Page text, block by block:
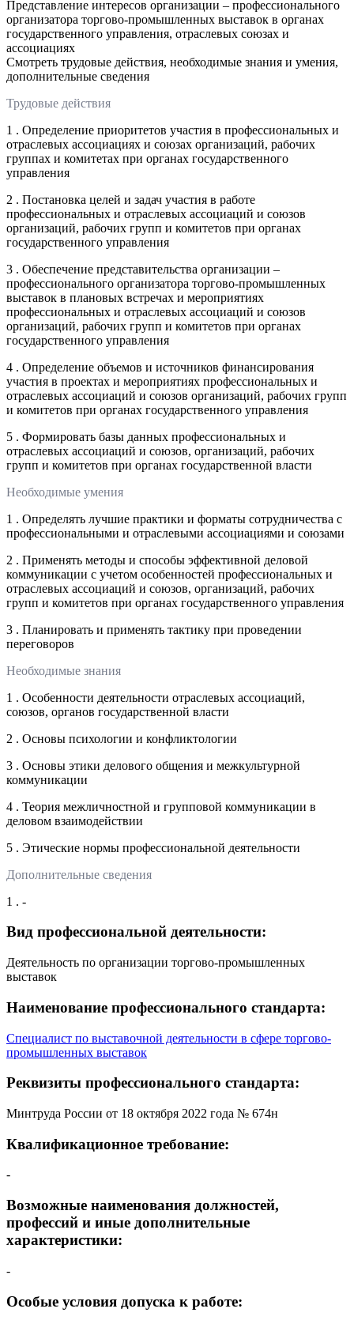
Представление интересов организации – профессионального
организатора торгово-промышленных выставок в органах
государственного управления, отраслевых союзах и
ассоциациях
Смотреть трудовые действия, необходимые знания и умения,
дополнительные сведения
Трудовые действия
1 . Определение приоритетов участия в профессиональных и
отраслевых ассоциациях и союзах организаций, рабочих
группах и комитетах при органах государственного
управления
2 . Постановка целей и задач участия в работе
профессиональных и отраслевых ассоциаций и союзов
организаций, рабочих групп и комитетов при органах
государственного управления
3 . Обеспечение представительства организации –
профессионального организатора торгово-промышленных
выставок в плановых встречах и мероприятиях
профессиональных и отраслевых ассоциаций и союзов
организаций, рабочих групп и комитетов при органах
государственного управления
4 . Определение объемов и источников финансирования
участия в проектах и мероприятиях профессиональных и
отраслевых ассоциаций и союзов организаций, рабочих групп
и комитетов при органах государственного управления
5 . Формировать базы данных профессиональных и
отраслевых ассоциаций и союзов, организаций, рабочих
групп и комитетов при органах государственной власти
Необходимые умения
1 . Определять лучшие практики и форматы сотрудничества с
профессиональными и отраслевыми ассоциациями и союзами
2 . Применять методы и способы эффективной деловой
коммуникации с учетом особенностей профессиональных и
отраслевых ассоциаций и союзов, организаций, рабочих
групп и комитетов при органах государственного управления
3 . Планировать и применять тактику при проведении
переговоров
Необходимые знания
1 . Особенности деятельности отраслевых ассоциаций,
союзов, органов государственной власти
2 . Основы психологии и конфликтологии
3 . Основы этики делового общения и межкультурной
коммуникации
4 . Теория межличностной и групповой коммуникации в
деловом взаимодействии
5 . Этические нормы профессиональной деятельности
Дополнительные сведения
1 . -
Вид профессиональной деятельности:
Деятельность по организации торгово-промышленных
выставок
Наименование профессионального стандарта:
Специалист по выставочной деятельности в сфере торгово-
промышленных выставок
Реквизиты профессионального стандарта:
Минтруда России от 18 октября 2022 года № 674н
Квалификационное требование:
-
Возможные наименования должностей,
профессий и иные дополнительные
характеристики:
-
Особые условия допуска к работе: